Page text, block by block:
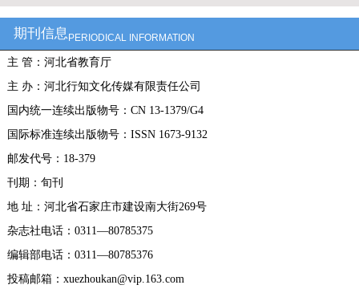
期刊信息 PERIODICAL INFORMATION
主 管：河北省教育厅
主 办：河北行知文化传媒有限责任公司
国内统一连续出版物号：CN 13-1379/G4
国际标准连续出版物号：ISSN 1673-9132
邮发代号：18-379
刊期：旬刊
地 址：河北省石家庄市建设南大街269号
杂志社电话：0311—80785375
编辑部电话：0311—80785376
投稿邮箱：xuezhoukan@vip.163.com